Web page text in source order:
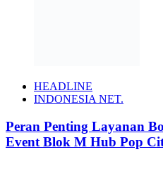
HEADLINE
INDONESIA NET.
Peran Penting Layanan
Event Blok M Hub Pop